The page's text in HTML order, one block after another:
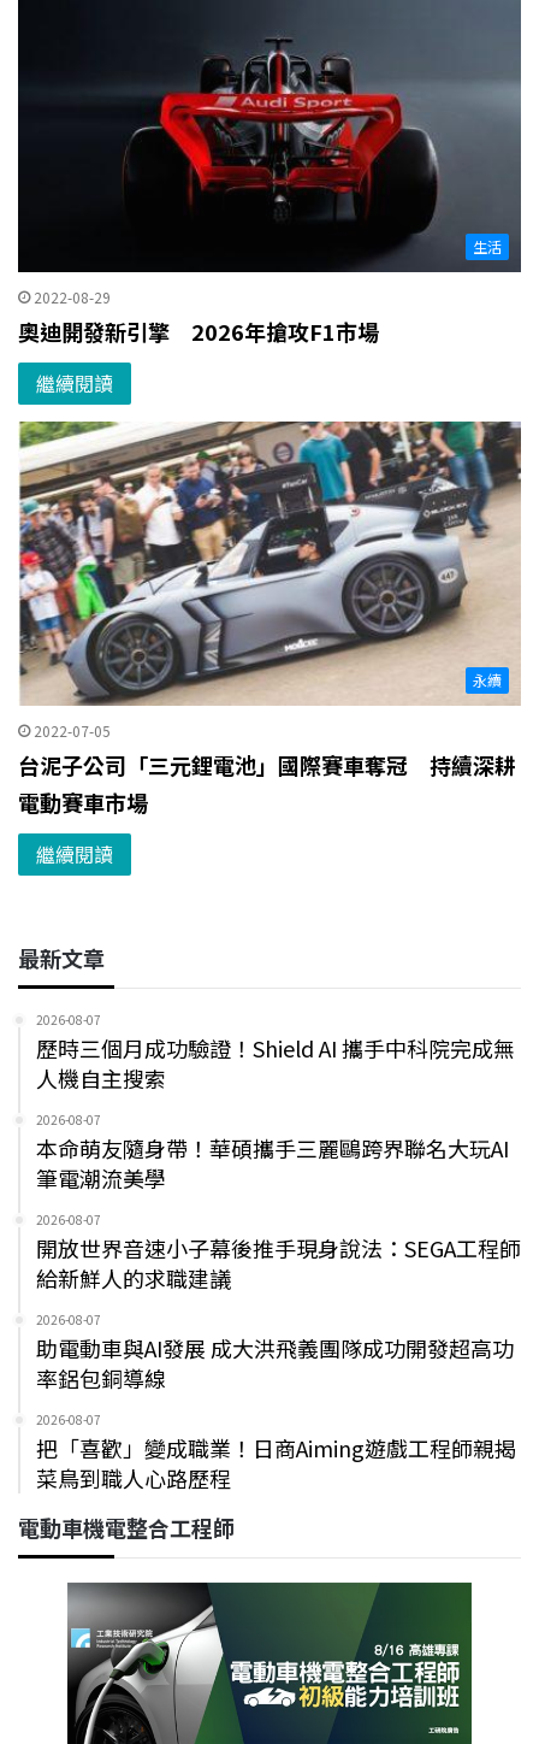
生活
2022-08-29
奧迪開發新引擎 2026年搶攻F1市場
繼續閱讀
永續
2022-07-05
台泥子公司「三元鋰電池」國際賽車奪冠 持續深耕
電動賽車市場
繼續閱讀
最新文章
2026-08-07
歷時三個月成功驗證！Shield AI 攜手中科院完成無
人機自主搜索
2026-08-07
本命萌友隨身帶！華碩攜手三麗鷗跨界聯名大玩AI
筆電潮流美學
2026-08-07
開放世界音速小子幕後推手現身說法：SEGA工程師
給新鮮人的求職建議
2026-08-07
助電動車與AI發展 成大洪飛義團隊成功開發超高功
率鋁包銅導線
2026-08-07
把「喜歡」變成職業！日商Aiming遊戲工程師親揭
菜鳥到職人心路歷程
電動車機電整合工程師